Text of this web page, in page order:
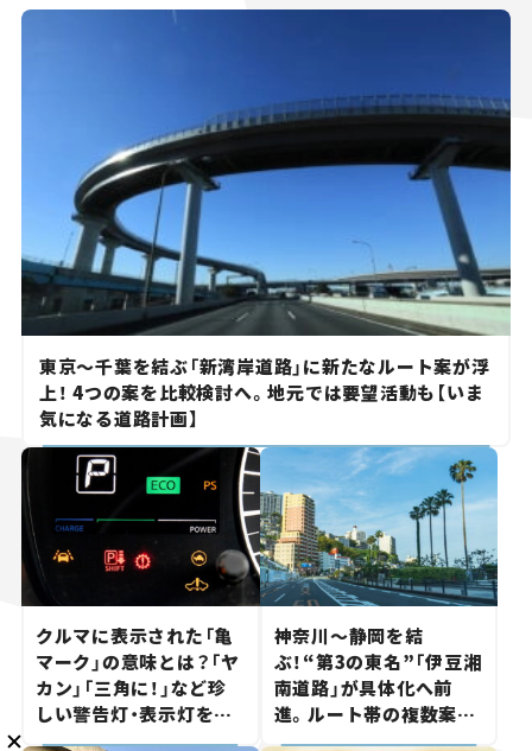
東京～千葉を結ぶ「新湾岸道路」に新たなルート案が浮
上！ 4つの案を比較検討へ。地元では要望活動も【いま
気になる道路計画】
クルマに表示された「亀
マーク」の意味とは？「ヤ
カン」「三角に！」など珍
しい警告灯・表示灯を解
説。 意外と便利なマーク
神奈川～静岡を結
ぶ！“第3の東名”「伊豆湘
南道路」が具体化へ前
進。ルート帯の複数案検
討へ。熱海まで信号ゼロ
メルマガ登録
KURU KURAについて広告掲載 プライバシーポリシー
採用情報
FAQ